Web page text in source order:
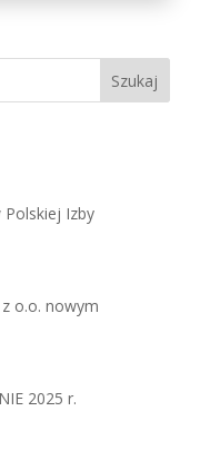
Polskiej Izby
z o.o. nowym
2025 r.